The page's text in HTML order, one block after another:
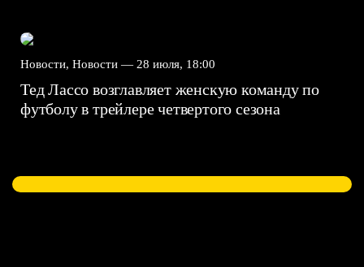
Новости, Новости — 28 июля, 18:00
Тед Лассо возглавляет женскую команду по
футболу в трейлере четвертого сезона